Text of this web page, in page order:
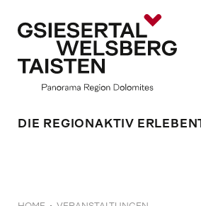
DIE REGION AKTIV ERLEBEN